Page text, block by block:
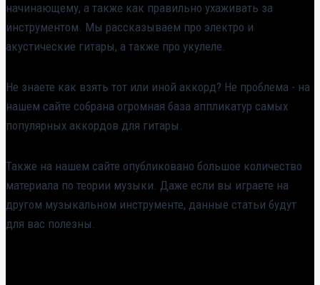
начинающему, а также как правильно ухаживать за
инструментом. Мы рассказываем про электро и
акустические гитары, а также про укулеле.
Не знаете как взять тот или иной аккорд? Не проблема - на
нашем сайте собрана огромная база аппликатур самых
популярных аккордов для гитары.
Также на нашем сайте опубликовано большое количество
материала по теории музыки. Даже если вы играете на
другом музыкальном инструменте, данные статьи будут
для вас полезны.